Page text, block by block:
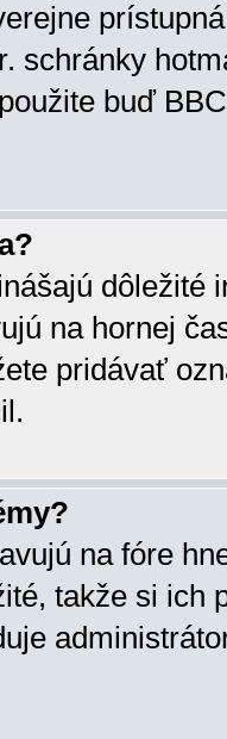
schránky
buď
dôležité
na hornej
pridávať
na fóre
takže si ich